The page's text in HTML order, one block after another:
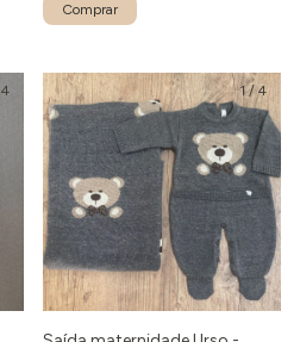
Comprar
4 1/4